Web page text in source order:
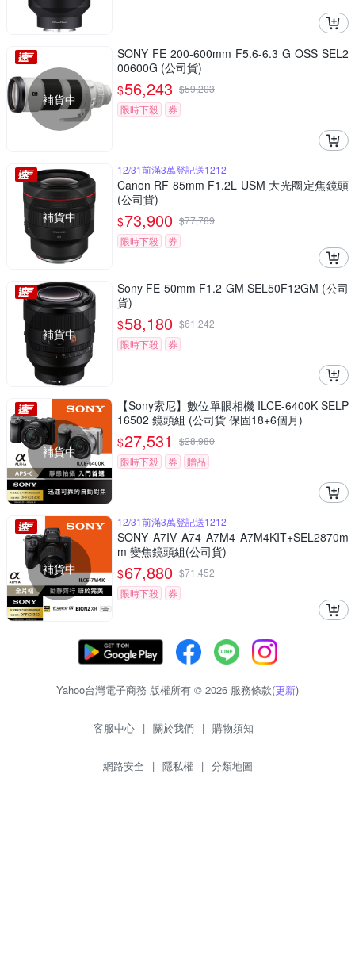
補貨中
SONY FE 200-600mm F5.6-6.3 G OSS SEL2
00600G (公司貨)
$56,243 $59,203
限時下殺
券
補貨中
12/31前滿3萬登記送1212
Canon RF 85mm F1.2L USM 大光圈定焦鏡頭
(公司貨)
$73,900 $77,789
限時下殺
券
補貨中
Sony FE 50mm F1.2 GM SEL50F12GM (公司
貨)
$58,180 $61,242
限時下殺
券
補貨中
【Sony索尼】數位單眼相機 ILCE-6400K SELP
16502 鏡頭組 (公司貨 保固18+6個月)
$27,531 $28,980
限時下殺
券 贈品
補貨中
12/31前滿3萬登記送1212
SONY A7IV A74 A7M4 A7M4KIT+SEL2870m
m 變焦鏡頭組(公司貨)
$67,880 $71,452
限時下殺
券
Yahoo台灣電子商務 版權所有 © 2026 服務條款(更新)
客服中心 | 關於我們 | 購物須知
網路安全 | 隱私權 | 分類地圖